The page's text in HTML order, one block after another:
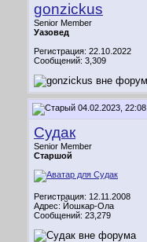
gonzickus
Senior Member
Уазовед
Регистрация: 22.10.2022
Сообщений: 3,309
04.02.2023, 22:08
Судак
Senior Member
Старшой
Регистрация: 12.11.2008
Адрес: Йошкар-Ола
Сообщений: 23,279